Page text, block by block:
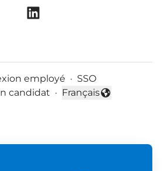
employé · SSO
candidat ·
Changer la langue
Français